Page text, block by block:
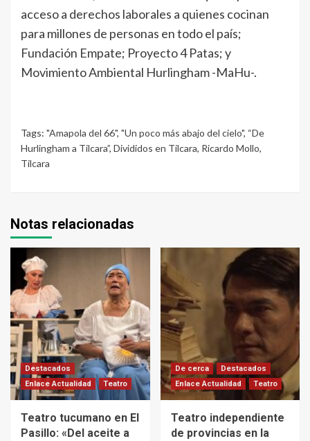
acceso a derechos laborales a quienes cocinan
para millones de personas en todo el país;
Fundación Empate; Proyecto 4 Patas; y
Movimiento Ambiental Hurlingham -MaHu-.
Tags: "Amapola del 66", "Un poco más abajo del cielo", “De
Hurlingham a Tilcara”, Divididos en Tilcara, Ricardo Mollo,
Tilcara
Notas relacionadas
Destacados
Enlace Actualidad
Teatro
Teatro tucumano en El
Pasillo: «Del aceite a
De cerca
Destacados
Enlace Actualidad
Teatro
Teatro independiente
de provincias en la